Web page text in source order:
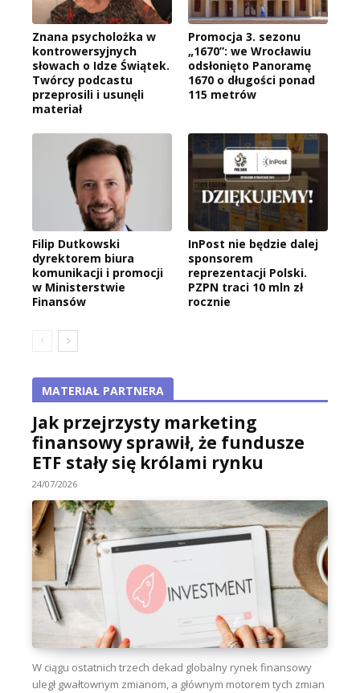
Znana psycholożka w
kontrowersyjnych
słowach o Idze Świątek.
Twórcy podcastu
przeprosili i usunęli
materiał
Promocja 3. sezonu
„1670”: we Wrocławiu
odsłonięto Panoramę
1670 o długości ponad
115 metrów
Filip Dutkowski
dyrektorem biura
komunikacji i promocji
w Ministerstwie
Finansów
InPost nie będzie dalej
sponsorem
reprezentacji Polski.
PZPN traci 10 mln zł
rocznie
MATERIAŁ PARTNERA
Jak przejrzysty marketing
finansowy sprawił, że fundusze
ETF stały się królami rynku
24/07/2026
W ciągu ostatnich trzech dekad globalny rynek finansowy
uległ gwałtownym zmianom, a głównym motorem tych zmian